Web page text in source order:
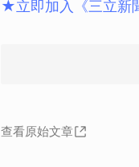
★立即加入《三立新
查看原始文章